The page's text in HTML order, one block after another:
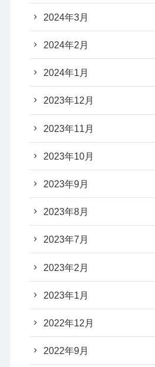
2024年3月
2024年2月
2024年1月
2023年12月
2023年11月
2023年10月
2023年9月
2023年8月
2023年7月
2023年2月
2023年1月
2022年12月
2022年9月